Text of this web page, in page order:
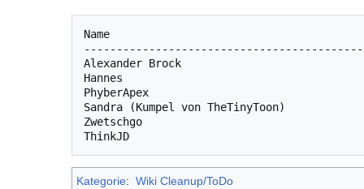
Name
Alexander Brock
Hannes
PhyberApex
Sandra (Kumpel von TheTinyToon)
Zwetschgo
Kategorie: Wiki Cleanup/ToDo